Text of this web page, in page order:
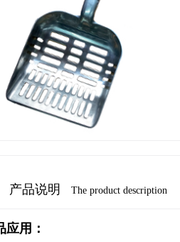
产品说明 The product description
应用：